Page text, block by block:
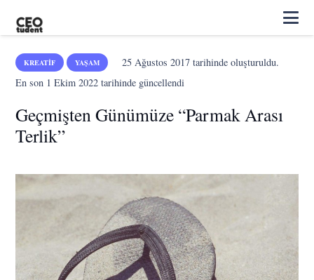
KREATIF YAŞAM 25 Ağustos 2017tarihinde oluşturuldu.
En son 1 Ekim 2022 tarihinde güncellendi
Geçmişten Günümüze “Parmak Arası
Terlik”